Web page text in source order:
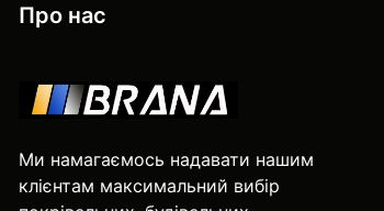
Про нас
Ми намагаємось надавати нашим
клієнтам максимальний вибір